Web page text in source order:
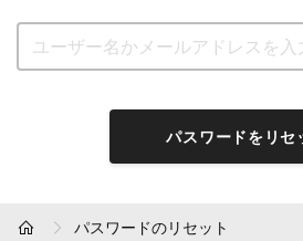
パスワードのリセット